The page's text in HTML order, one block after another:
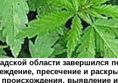
области завершился
пресечение и
происхождения,